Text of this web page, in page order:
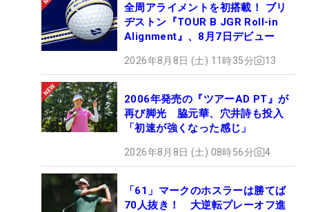
全周アライメントを初搭載！ ブリ
ヂストン『TOUR B JGR Roll-in
Alignment』、8月7日デビュー
2026年8月8日 (土) 11時35分 13
2006年発売の『ツアーAD PT』が
再び脚光 脇元華、穴井詩も投入
「初速が強くなった感じ」
2026年8月8日 (土) 08時56分 4
「61」マークのホスラーは勝てば
70人抜き！ 大逆転プレーオフ進